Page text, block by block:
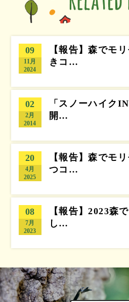
09
11月
2024
【報告】森でモ
きコ…
02
2月
2014
「スノーハイク
開…
20
4月
2025
【報告】森でモ
つコ…
08
7月
2023
【報告】2023森
し…